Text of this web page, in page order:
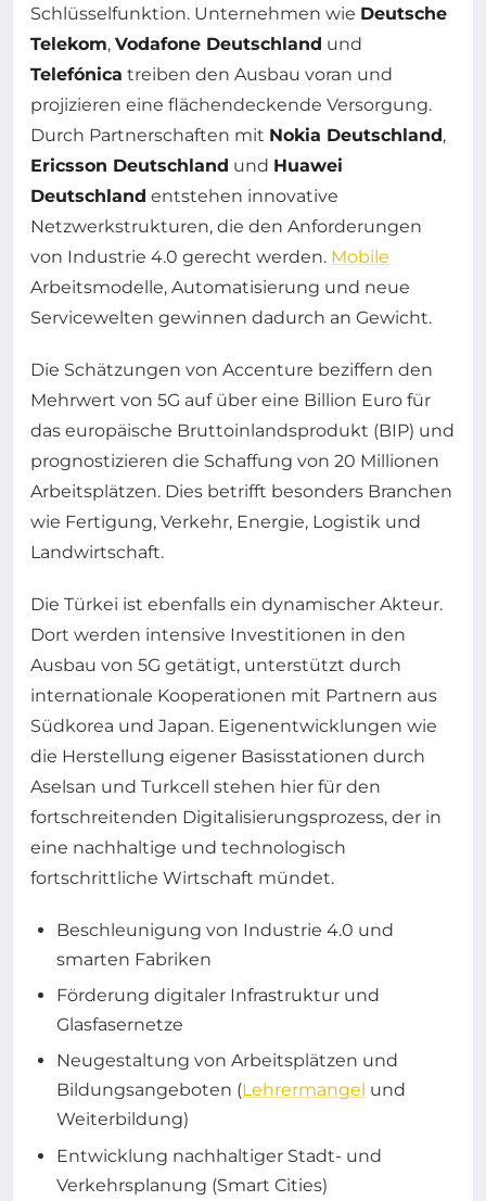
Schlüsselfunktion. Unternehmen wie Deutsche
Telekom, Vodafone Deutschland und
Telefónica treiben den Ausbau voran und
projizieren eine flächendeckende Versorgung.
Durch Partnerschaften mit Nokia Deutschland,
Ericsson Deutschland und Huawei
Deutschland entstehen innovative
Netzwerkstrukturen, die den Anforderungen
von Industrie 4.0 gerecht werden. Mobile
Arbeitsmodelle, Automatisierung und neue
Servicewelten gewinnen dadurch an Gewicht.
Die Schätzungen von Accenture beziffern den
Mehrwert von 5G auf über eine Billion Euro für
das europäische Bruttoinlandsprodukt (BIP) und
prognostizieren die Schaffung von 20 Millionen
Arbeitsplätzen. Dies betrifft besonders Branchen
wie Fertigung, Verkehr, Energie, Logistik und
Landwirtschaft.
Die Türkei ist ebenfalls ein dynamischer Akteur.
Dort werden intensive Investitionen in den
Ausbau von 5G getätigt, unterstützt durch
internationale Kooperationen mit Partnern aus
Südkorea und Japan. Eigenentwicklungen wie
die Herstellung eigener Basisstationen durch
Aselsan und Turkcell stehen hier für den
fortschreitenden Digitalisierungsprozess, der in
eine nachhaltige und technologisch
fortschrittliche Wirtschaft mündet.
Beschleunigung von Industrie 4.0 und
smarten Fabriken
Förderung digitaler Infrastruktur und
Glasfasernetze
Neugestaltung von Arbeitsplätzen und
Bildungsangeboten (Lehrermangel und
Weiterbildung)
Entwicklung nachhaltiger Stadt- und
Verkehrsplanung (Smart Cities)